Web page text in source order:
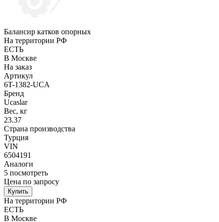
Балансир катков опорных
На территории РФ
ЕСТЬ
В Москве
На заказ
Артикул
6T-1382-UCA
Бренд
Ucaslar
Вес, кг
23.37
Страна производства
Турция
VIN
6504191
Аналоги
5 посмотреть
Цена по запросу
Купить
На территории РФ
ЕСТЬ
В Москве